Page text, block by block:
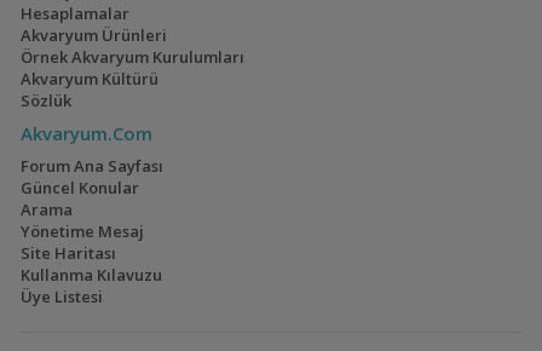
Hesaplamalar
Akvaryum Ürünleri
Örnek Akvaryum Kurulumları
Akvaryum Kültürü
Sözlük
Akvaryum.Com
Forum Ana Sayfası
Güncel Konular
Arama
Yönetime Mesaj
Site Haritası
Kullanma Kılavuzu
Üye Listesi